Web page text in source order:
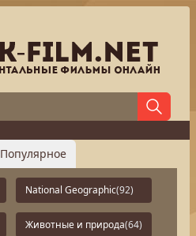
Популярное
National Geographic(92)
Животные и природа(64)